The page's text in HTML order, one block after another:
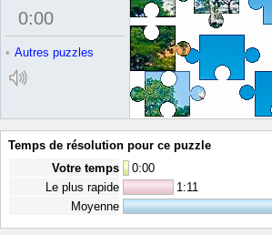
0:00
• Autres puzzles
Temps de résolution pour ce puzzle
Votre temps
0:00
Le plus rapide
1:11
Moyenne